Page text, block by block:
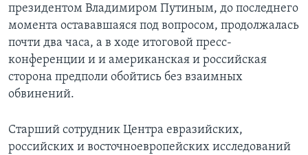
президентом Владимиром Путиным, до последнего
момента остававшаяся под вопросом, продолжалась
почти два часа, а в ходе итоговой пресс-
конференции и и американская и российская
сторона предполи обойтись без взаимных
обвинений.
Старший сотрудник Центра евразийских,
российских и восточноевропейских исследований